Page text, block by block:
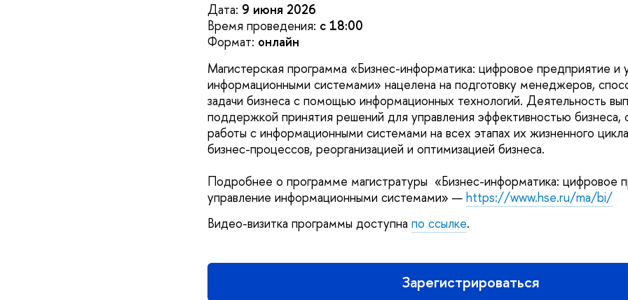
Дата: 9 июня 2026
Время проведения: с 18:00
Формат: онлайн
Магистерская программа «Бизнес-информатика: цифровое предприятие и
информационными системами» нацелена на подготовку менеджеров,
задачи бизнеса с помощью информационных технологий. Деятельность
поддержкой принятия решений для управления эффективностью бизнеса,
работы с информационными системами на всех этапах их жизненного
бизнес-процессов, реорганизацией и оптимизацией бизнеса.
Подробнее о программе магистратуры «Бизнес-информатика: цифровое
управление информационными системами» — https://www.hse.ru/ma/bi/
Видео-визитка программы доступна по ссылке.
Зарегистрироваться